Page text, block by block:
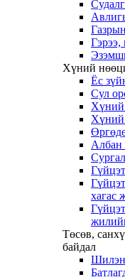
Гэрээ,
Хүний
Ёс
Сул
Хүний
Хүний
Албан
хагас
Төсөв,
байдал
Шилэн